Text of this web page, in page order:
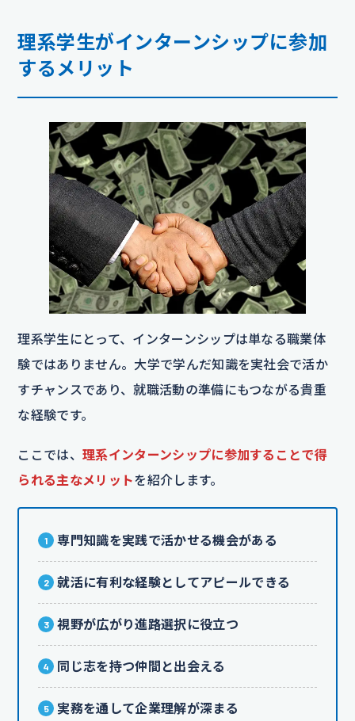
理系学生がインターンシップに参加
するメリット
理系学生にとって、インターンシップは単なる職業体
験ではありません。大学で学んだ知識を実社会で活か
すチャンスであり、就職活動の準備にもつながる貴重
な経験です。
ここでは、 理系インターンシップに参加することで得
られる主なメリットを紹介します。
専門知識を実践で活かせる機会がある
就活に有利な経験としてアピールできる
視野が広がり進路選択に役立つ
同じ志を持つ仲間と出会える
実務を通して企業理解が深まる